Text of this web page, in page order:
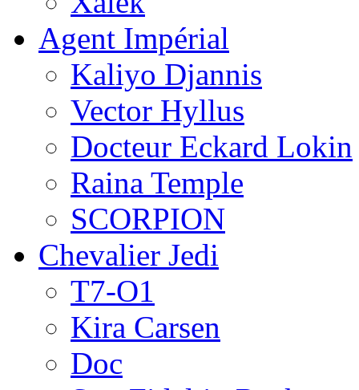
Agent Impérial
Kaliyo Djannis
Vector Hyllus
Docteur Eckard Lokin
Raina Temple
SCORPION
Chevalier Jedi
T7-O1
Kira Carsen
Doc